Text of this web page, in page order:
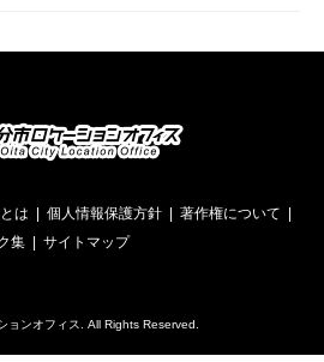
は 個人情報保護方針
著作権について
集
サイトマップ
ョンオフィス . All Rights Reserved.